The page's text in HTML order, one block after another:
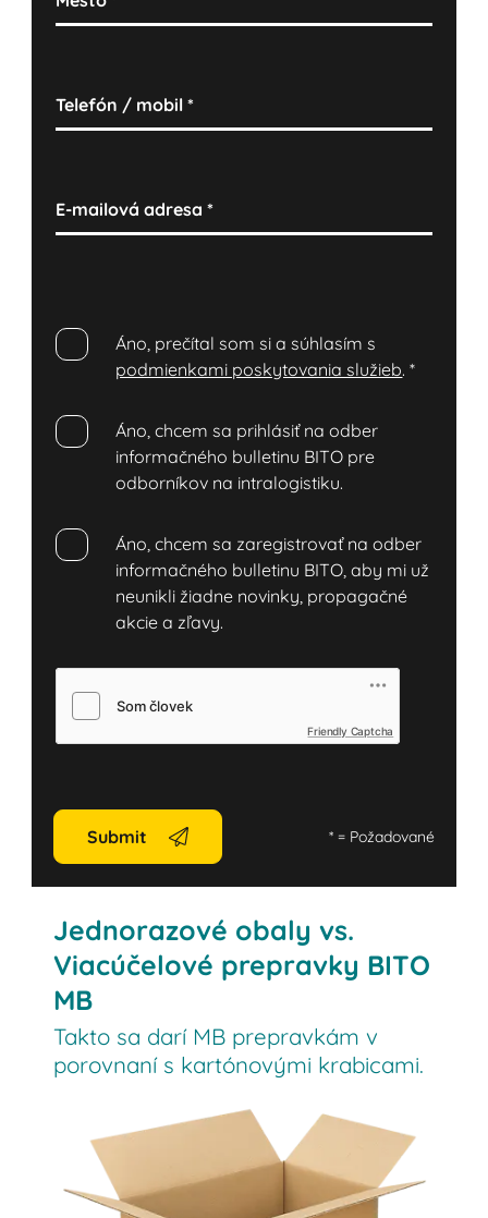
Telefón / mobil*
E-mailová adresa*
Áno, prečítal som si a súhlasím s
podmienkami poskytovania služieb.*
Áno, chcem sa prihlásiť na odber
informačného bulletinu BITO pre
odborníkov na intralogistiku.
Áno, chcem sa zaregistrovať na odber
informačného bulletinu BITO, aby mi už
neunikli žiadne novinky, propagačné
akcie a zľavy.
Friendly Captcha
Submit *= Požadované
Jednorazové obaly vs.
Viacúčelové prepravky BITO
MB
Takto sa darí MB prepravkám v
porovnaní s kartónovými krabicami.